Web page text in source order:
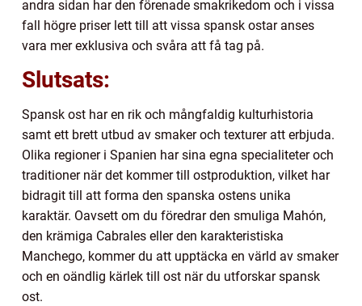
andra sidan har den förenade smakrikedom och i vissa
fall högre priser lett till att vissa spansk ostar anses
vara mer exklusiva och svåra att få tag på.
Slutsats:
Spansk ost har en rik och mångfaldig kulturhistoria
samt ett brett utbud av smaker och texturer att erbjuda.
Olika regioner i Spanien har sina egna specialiteter och
traditioner när det kommer till ostproduktion, vilket har
bidragit till att forma den spanska ostens unika
karaktär. Oavsett om du föredrar den smuliga Mahón,
den krämiga Cabrales eller den karakteristiska
Manchego, kommer du att upptäcka en värld av smaker
och en oändlig kärlek till ost när du utforskar spansk
ost.